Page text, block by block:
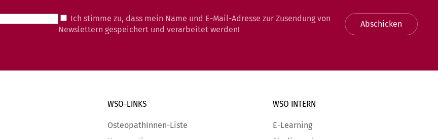
Ich stimme zu, dass mein Name und E-Mail-Adresse zur Zusendung von
Newslettern gespeichert und verarbeitet werden!
Abschicken
WSO-LINKS
OsteopathInnen-Liste
WSO INTERN
E-Learning